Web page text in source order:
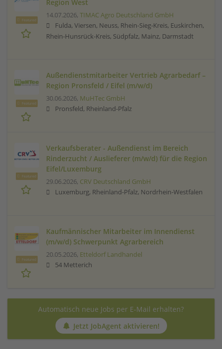
Featured
Region West
14.07.2026, TIMAC Agro Deutschland GmbH
Fulda, Viersen, Neuss, Rhein-Sieg-Kreis, Euskirchen,
Rhein-Hunsrück-Kreis, Südpfalz, Mainz, Darmstadt
Featured
Außendienstmitarbeiter Vertrieb Agrarbedarf –
Region Pronsfeld / Eifel (m/w/d)
30.06.2026, MuHTec GmbH
Pronsfeld, Rheinland-Pfalz
Featured
Verkaufsberater - Außendienst im Bereich
Rinderzucht / Auslieferer (m/w/d) für die Region
Eifel/Luxemburg
29.06.2026, CRV Deutschland GmbH
Luxemburg, Rheinland-Pfalz, Nordrhein-Westfalen
Featured
Kaufmännischer Mitarbeiter im Innendienst
(m/w/d) Schwerpunkt Agrarbereich
20.05.2026, Etteldorf Landhandel
54 Metterich
Automatisch neue Jobs per E-Mail erhalten?
Jetzt JobAgent aktivieren!